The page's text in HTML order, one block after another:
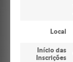
Local
Início das
Inscrições